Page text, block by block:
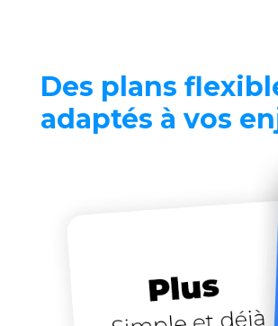
Des plans
adaptés à vos